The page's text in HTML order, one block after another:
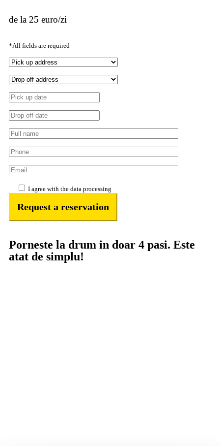
de la 25 euro/zi
*All fields are required
I agree with the data processing
Porneste la drum in doar 4 pasi. Este
atat de simplu!